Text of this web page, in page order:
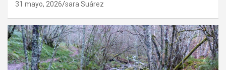
31 mayo, 2026 sara Suárez